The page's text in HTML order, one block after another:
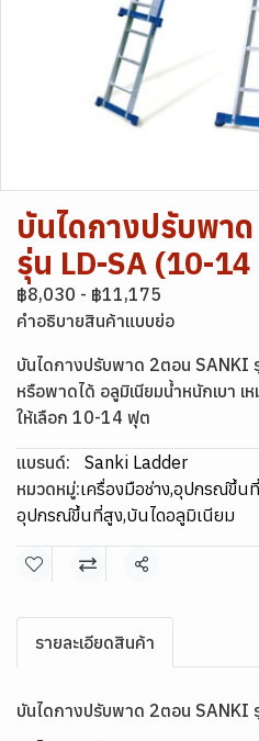
บันไดกางปรับพา
รุ่น LD-SA (10-
฿8,030 - ฿11,175
คำอธิบายสินค้าแบบย่อ
บันไดกางปรับพาด 2ตอน SANKI
หรือพาดได้ อลูมิเนียมน้ำหนักเบา เ
ให้เลือก 10-14 ฟุต
แบรนด์:
Sanki Ladder
หมวดหมู่:เครื่องมือช่าง,อุปกรณ์ขึ้น
อุปกรณ์ขึ้นที่สูง,บันไดอลูมิเนียม
แชร์
รายละเอียดสินค้า
บันไดกางปรับพาด 2ตอน SANKI